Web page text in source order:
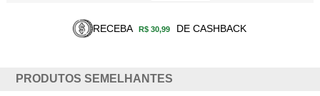
RECEBA R$ 30,99 DE CASHBACK
PRODUTOS SEMELHANTES